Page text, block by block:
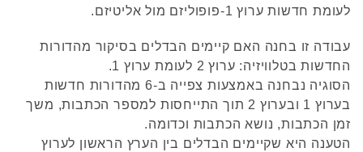
לעומת חדשות ערוץ 1-פופוליזם מול אליטיזם.
עבודה זו בחנה האם קיימים הבדלים בסיקור מהדורות
החדשות בטלוויזיה: ערוץ 2 לעומת ערוץ 1.
הסוגיה נבחנה באמצעות צפייה ב-6 מהדורות חדשות
בערוץ 1 ובערוץ 2 תוך התייחסות למספר הכתבות, משך
זמן הכתבות, נושא הכתבות וכדומה.
הטענה היא שקיימים הבדלים בין הערץ הראשון לערוץ